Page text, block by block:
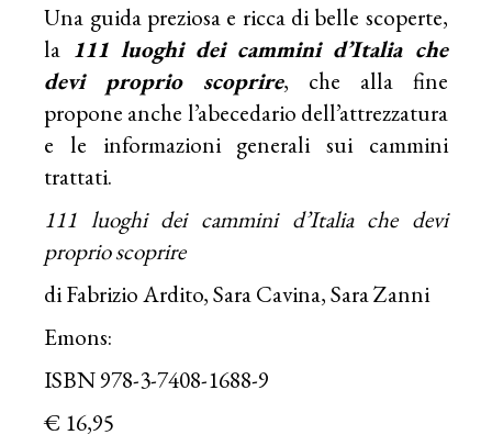
Una guida preziosa e ricca di belle scoperte,
la 111 luoghi dei cammini d’Italia che
devi proprio scoprire, che alla fine
propone anche l’abecedario dell’attrezzatura
e le informazioni generali sui cammini
trattati.
111 luoghi dei cammini d’Italia che devi
proprio scoprire
di Fabrizio Ardito, Sara Cavina, Sara Zanni
Emons:
ISBN 978-3-7408-1688-9
€ 16,95